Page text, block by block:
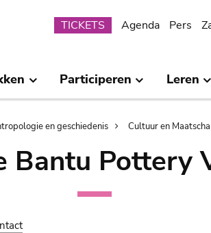
Submenu
TICKETS Agenda Pers
Participeren Leren
en geschiedenis Cultuur en
Bantu Pottery